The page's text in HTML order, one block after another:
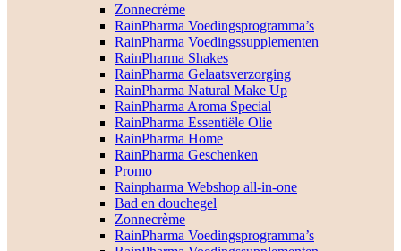
Zonnecrème
RainPharma Voedingsprogramma’s
RainPharma Voedingssupplementen
RainPharma Shakes
RainPharma Gelaatsverzorging
RainPharma Natural Make Up
RainPharma Aroma Special
RainPharma Essentiële Olie
RainPharma Home
RainPharma Geschenken
Promo
Rainpharma Webshop all-in-one
Bad en douchegel
Zonnecrème
RainPharma Voedingsprogramma’s